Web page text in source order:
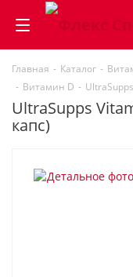
Главная - Каталог -
- Витамин D -
UltraSupps
капс)